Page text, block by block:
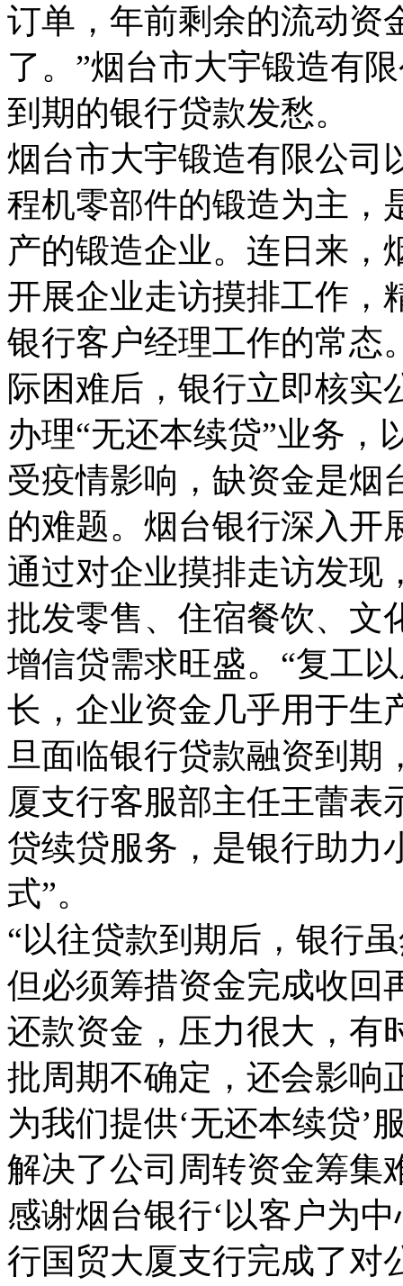
订单，年前剩余的流动资
了。”烟台市大宇锻造有
到期的银行贷款发愁。
烟台市大宇锻造有限公司
程机零部件的锻造为主，
产的锻造企业。连日来，
开展企业走访摸排工作，
银行客户经理工作的常态
际困难后，银行立即核实
办理“无还本续贷”业务，
受疫情影响，缺资金是烟
的难题。烟台银行深入开
通过对企业摸排走访发现
批发零售、住宿餐饮、文
增信贷需求旺盛。“复工
长，企业资金几乎用于生
旦面临银行贷款融资到期
厦支行客服部主任王蕾表
贷续贷服务，是银行助力
式”。
“以往贷款到期后，银行
但必须筹措资金完成收回
还款资金，压力很大，有
批周期不确定，还会影响
为我们提供‘无还本续贷’
解决了公司周转资金筹集
感谢烟台银行‘以客户为
行国贸大厦支行完成了对